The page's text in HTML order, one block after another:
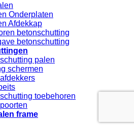
Onderplaten
Afdekkap
betonschutting
betonschutting
palen
schermen
toebehoren
frame